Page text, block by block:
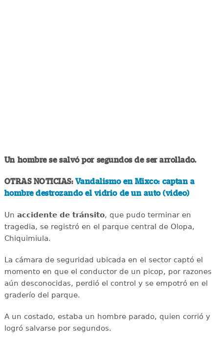
Un hombre se salvó por segundos de ser arrollado.
OTRAS NOTICIAS: Vandalismo en Mixco: captan a
hombre destrozando el vidrio de un auto (video)
Un accidente de tránsito, que pudo terminar en
tragedia, se registró en el parque central de Olopa,
Chiquimiula.
La cámara de seguridad ubicada en el sector captó el
momento en que el conductor de un picop, por razones
aún desconocidas, perdió el control y se empotró en el
graderío del parque.
A un costado, estaba un hombre parado, quien corrió y
logró salvarse por segundos.